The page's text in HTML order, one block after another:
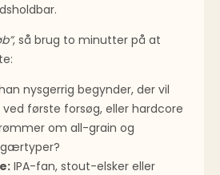
, så brug to minutter på at
nysgerrig begynder, der vil
første forsøg, eller hardcore
om all-grain og
IPA-fan, stout-elsker eller